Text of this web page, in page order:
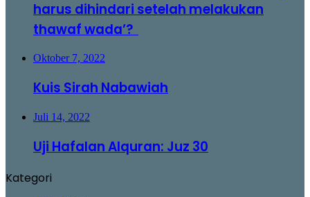
harus dihindari setelah melakukan
thawaf wada’?
Oktober 7, 2022
Kuis Sirah Nabawiah
Juli 14, 2022
Uji Hafalan Alquran: Juz 30
Kategori